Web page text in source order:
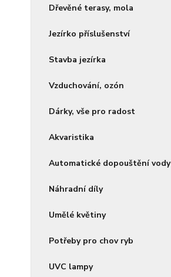
Dřevěné terasy, mola
Jezírko příslušenství
Stavba jezírka
Vzduchování, ozón
Dárky, vše pro radost
Akvaristika
Automatické dopouštění vody
Náhradní díly
Umělé květiny
Potřeby pro chov ryb
UVC lampy